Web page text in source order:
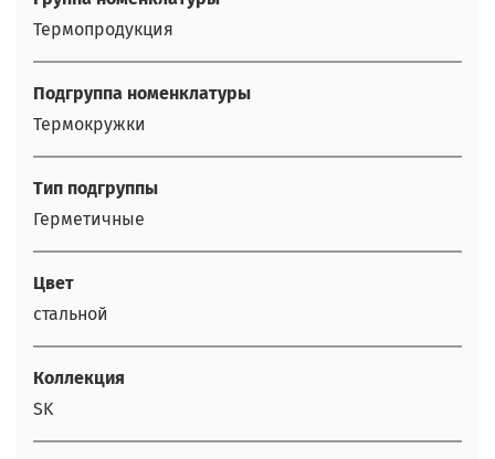
Термопродукция
Подгруппа номенклатуры
Термокружки
Тип подгруппы
Герметичные
Цвет
стальной
Коллекция
SK